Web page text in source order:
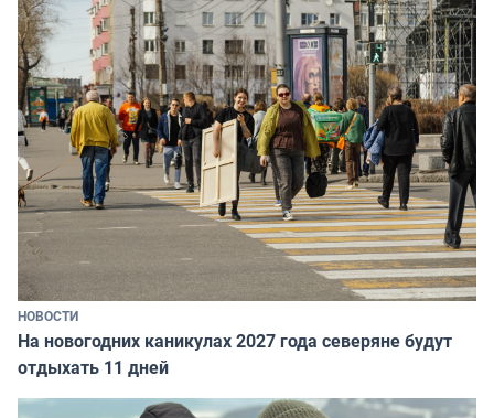
НОВОСТИ
На новогодних каникулах 2027 года северяне будут
отдыхать 11 дней